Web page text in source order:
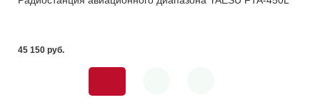
45 150 pуб.